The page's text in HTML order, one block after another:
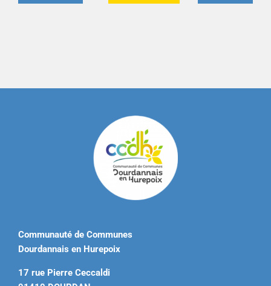
Communauté de Communes
Dourdannais en Hurepoix
17 rue Pierre Ceccaldi